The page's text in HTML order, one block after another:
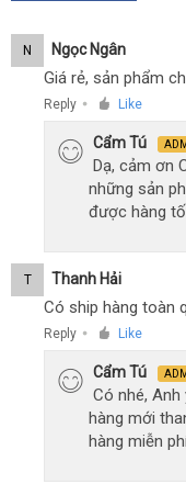
N Ngọc Ngân
Giá rẻ, sản phẩm
Reply ● Like
Cẩm Tú
Dạ, cảm ơn
những sản
được hàng
T Thanh Hải
Có ship hàng toàn
Reply ● Like
Cẩm Tú
Có nhé,
hàng mới
hàng miễn